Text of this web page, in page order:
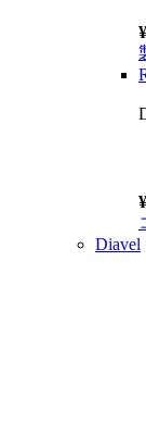
Diavel